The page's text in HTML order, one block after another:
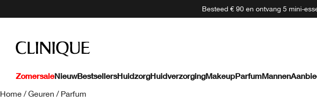
Besteed € 90 en ontvang 5 mini-
ZomersaleNieuwBestsellersHuidzorgHuidverzorgingMakeupParfumMannen
Home / Geuren / Parfum